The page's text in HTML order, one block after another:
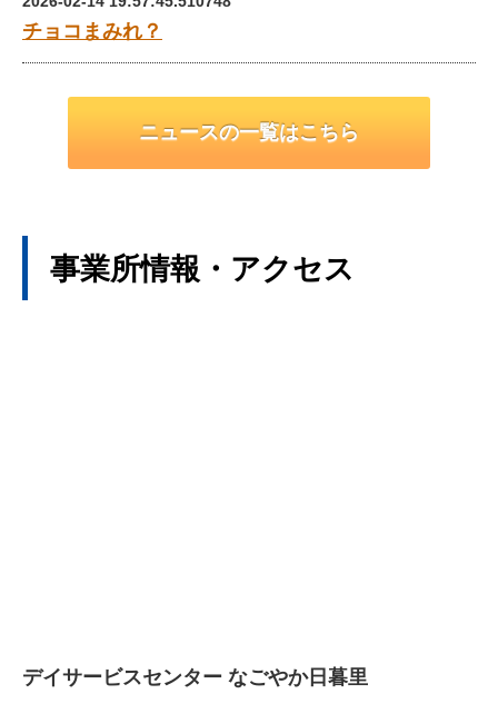
チョコまみれ？
ニュースの一覧はこちら
事業所情報・アクセス
デイサービスセンター なごやか日暮里